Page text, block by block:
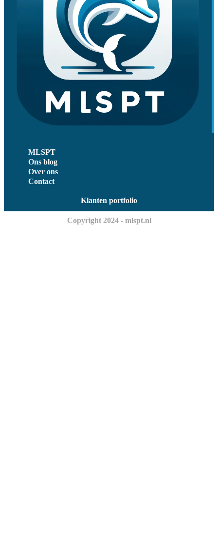
MLSPT
Ons blog
Over ons
Contact
Klanten portfolio
Copyright 2024 - mlspt.nl